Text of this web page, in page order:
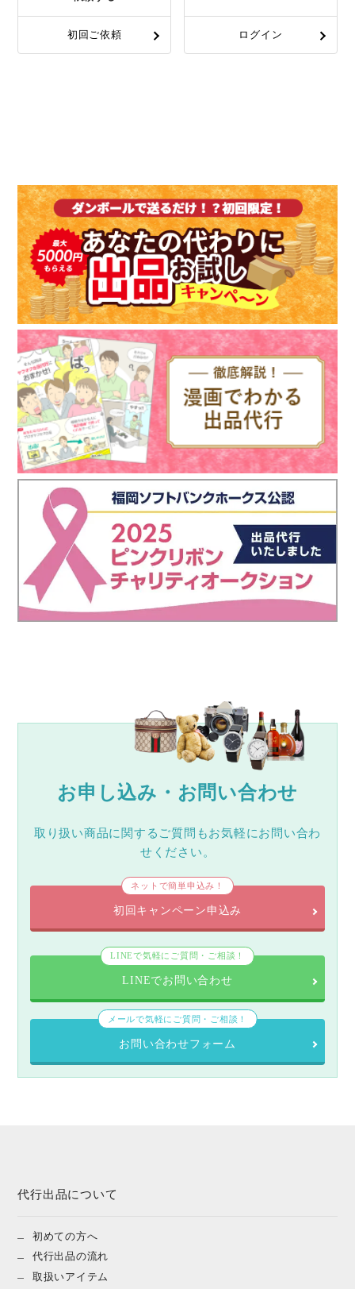
初回ご依頼 ログイン
お申し込み・お問い合わせ
取り扱い商品に関するご質問もお気軽にお問い合わ
せください。
ネットで簡単申込み！
初回キャンペーン申込み
LINEで気軽にご質問・ご相談！
LINEでお問い合わせ
メールで気軽にご質問・ご相談！
お問い合わせフォーム
代行出品について
初めての方へ
代行出品の流れ
取扱いアイテム